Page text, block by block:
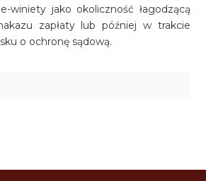
winiety jako okoliczność łagodzącą
zapłaty lub później w trakcie
o ochronę sądową.